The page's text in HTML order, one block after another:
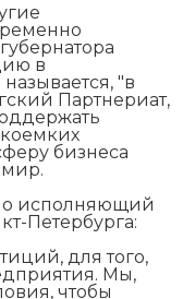
в
"в
Партнериат,
бизнеса
мир.
исполняющий
Петербурга:
для того,
Мы,
чтобы